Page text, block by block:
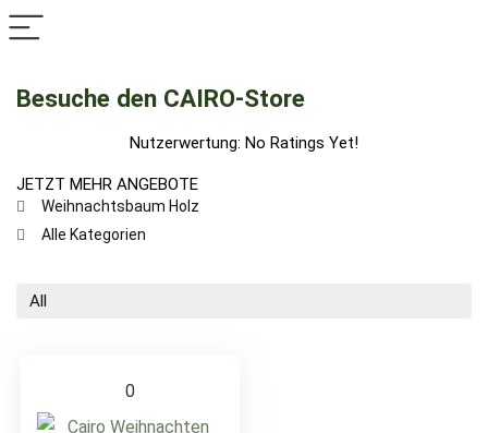
Besuche den CAIRO-Store
Nutzerwertung: No Ratings Yet!
JETZT MEHR ANGEBOTE
Weihnachtsbaum Holz
Alle Kategorien
All
0